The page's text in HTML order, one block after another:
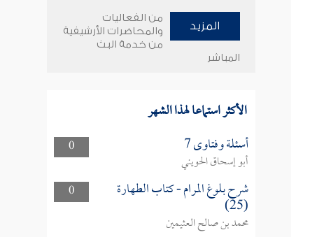
المزيد
من الفعاليات
والمحاضرات الأرشيفية
من خدمة البث
المباشر
الأكثر استماعا لهذا الشهر
0 أسئلة وفتاوى 7
أبو إسحاق الحويني
0
شرح بلوغ المرام - كتاب الطهارة
(25)
محمد بن صالح العثيمين